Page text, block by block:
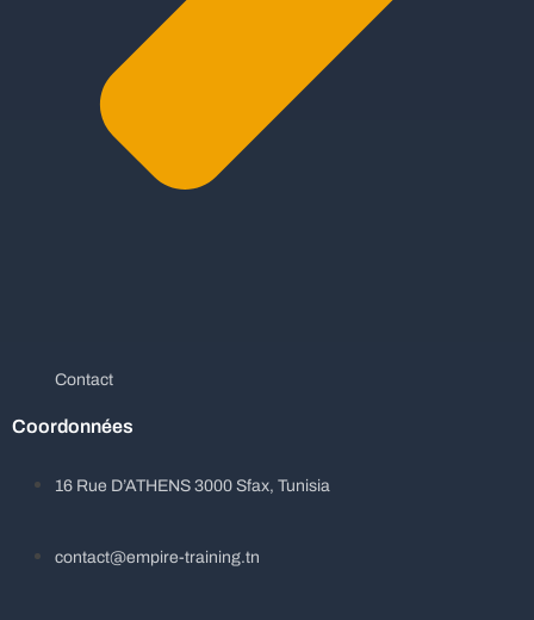
Contact
Coordonnées
16 Rue D’ATHENS 3000 Sfax, Tunisia
contact@empire-training.tn